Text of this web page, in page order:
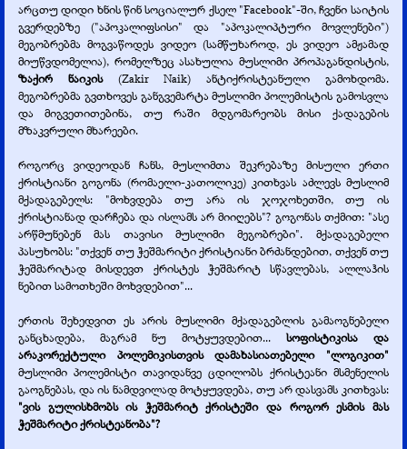
არცთუ დიდი ხნის წინ სოციალურ ქსელ "Facebook"-ში, ჩვენი საიტის
გვერდებზე ("აპოკალიფსისი" და "აპოკალიპტური მოვლენები")
მეგობრებმა მოგვაწოდეს ვიდეო (სამწუხაროდ, ეს ვიდეო ამჟამად
მიუწვდომელია), რომელზეც ასახულია მუსლიმი პროპაგანდისტის,
ზაქირ ნაიკის
(Zakir Naik) ანტიქრისტეანული გამოხდომა.
მეგობრებმა გვთხოვეს განგვემარტა მუსლიმი პოლემისტის გამოსვლა
და მიგვეთითებინა, თუ რაში მდგომარეობს მისი ქადაგების
მზაკვრული მხარეები.
როგორც ვიდეოდან ჩანს, მუსლიმთა შეკრებაზე მისული ერთი
ქრისტიანი გოგონა (რომაელი-კათოლიკე) კითხვას აძლევს მუსლიმ
მქადაგებელს: "მოხვდება თუ არა ის ჯოჯოხეთში, თუ ის
ქრისტიანად დარჩება და ისლამს არ მიიღებს"? გოგონას თქმით: "ასე
არწმუნებენ მას თავისი მუსლიმი მეგობრები". მქადაგებელი
პასუხობს: "თქვენ თუ ჭეშმარიტი ქრისტიანი ბრძანდებით, თქვენ თუ
ჭეშმარიტად მისდევთ ქრისტეს ჭეშმარიტ სწავლებას, ალლაჰის
ნებით სამოთხეში მოხვდებით"...
ერთის შეხედვით ეს არის მუსლიმი მქადაგებლის გამაოგნებელი
განცხადება, მაგრამ ნუ მოტყუვდებით...
სოფისტიკისა და
არაკორექტული პოლემიკისთვის დამახასიათებელი "ლოგიკით"
მუსლიმი პოლემისტი თავიდანვე ცდილობს ქრისტეანი მსმენელის
გაოგნებას, და ის ნამდვილად მოტყუვდება, თუ არ დასვამს კითხვას:
"ვის გულისხმობს ის ჭეშმარიტ ქრისტეში და როგორ ესმის მას
ჭეშმარიტი ქრისტეანობა"?